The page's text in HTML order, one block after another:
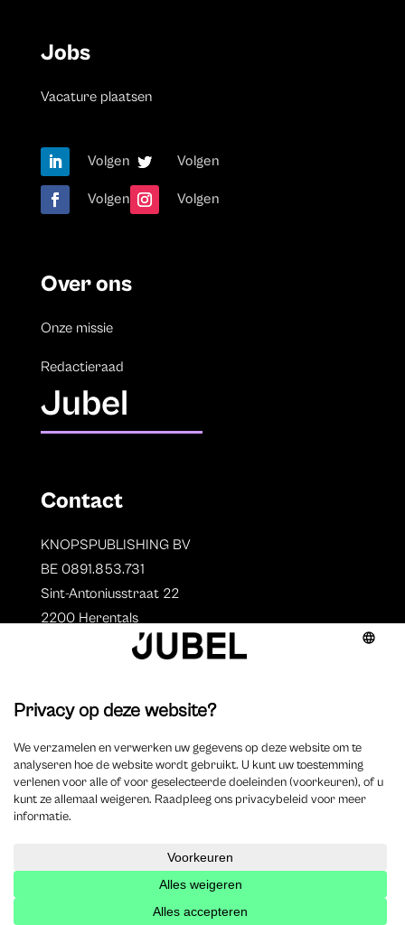
Jobs
Vacature plaatsen
Volgen Volgen
Volgen Volgen
Over ons
Onze missie
Redactieraad
Jubel
Contact
KNOPSPUBLISHING BV
BE 0891.853.731
Sint-Antoniusstraat 22
2200 Herentals
Auteurs
Overzicht auteurs
Auteur worden?
2025 Jubel – Webdesign byWisemen
Cookieverklaring–Disclaimer–